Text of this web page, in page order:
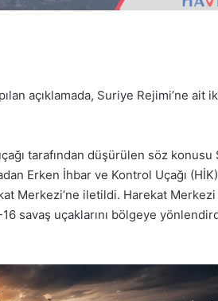
açıklamada, Suriye Rejimi’ne ait
tarafından düşürülen söz konusu
Erken İhbar ve Kontrol Uçağı
Merkezi’ne iletildi. Harekat
savaş uçaklarını bölgeye